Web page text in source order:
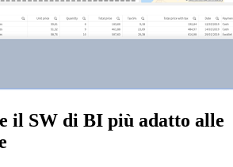
il SW di BI più adatto alle